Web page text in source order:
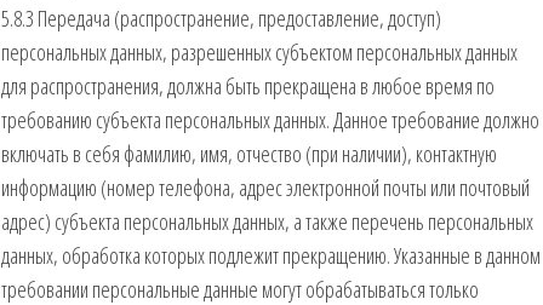
5.8.3 Передача (распространение, предоставление, доступ)
персональных данных, разрешенных субъектом персональных данных
для распространения, должна быть прекращена в любое время по
требованию субъекта персональных данных. Данное требование должно
включать в себя фамилию, имя, отчество (при наличии), контактную
информацию (номер телефона, адрес электронной почты или почтовый
адрес) субъекта персональных данных, а также перечень персональных
данных, обработка которых подлежит прекращению. Указанные в данном
требовании персональные данные могут обрабатываться только